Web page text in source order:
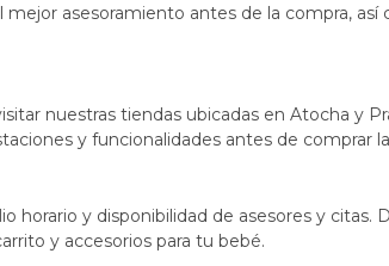
asesoramiento antes de la compra,
nuestras tiendas ubicadas en Atocha y
y funcionalidades antes de comprar
horario y disponibilidad de asesores y
y accesorios para tu bebé.